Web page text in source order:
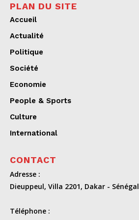
PLAN DU SITE
Accueil
Actualité
Politique
Société
Economie
People & Sports
Culture
International
CONTACT
Adresse :
Dieuppeul, Villa 2201, Dakar - Sénégal
Téléphone :